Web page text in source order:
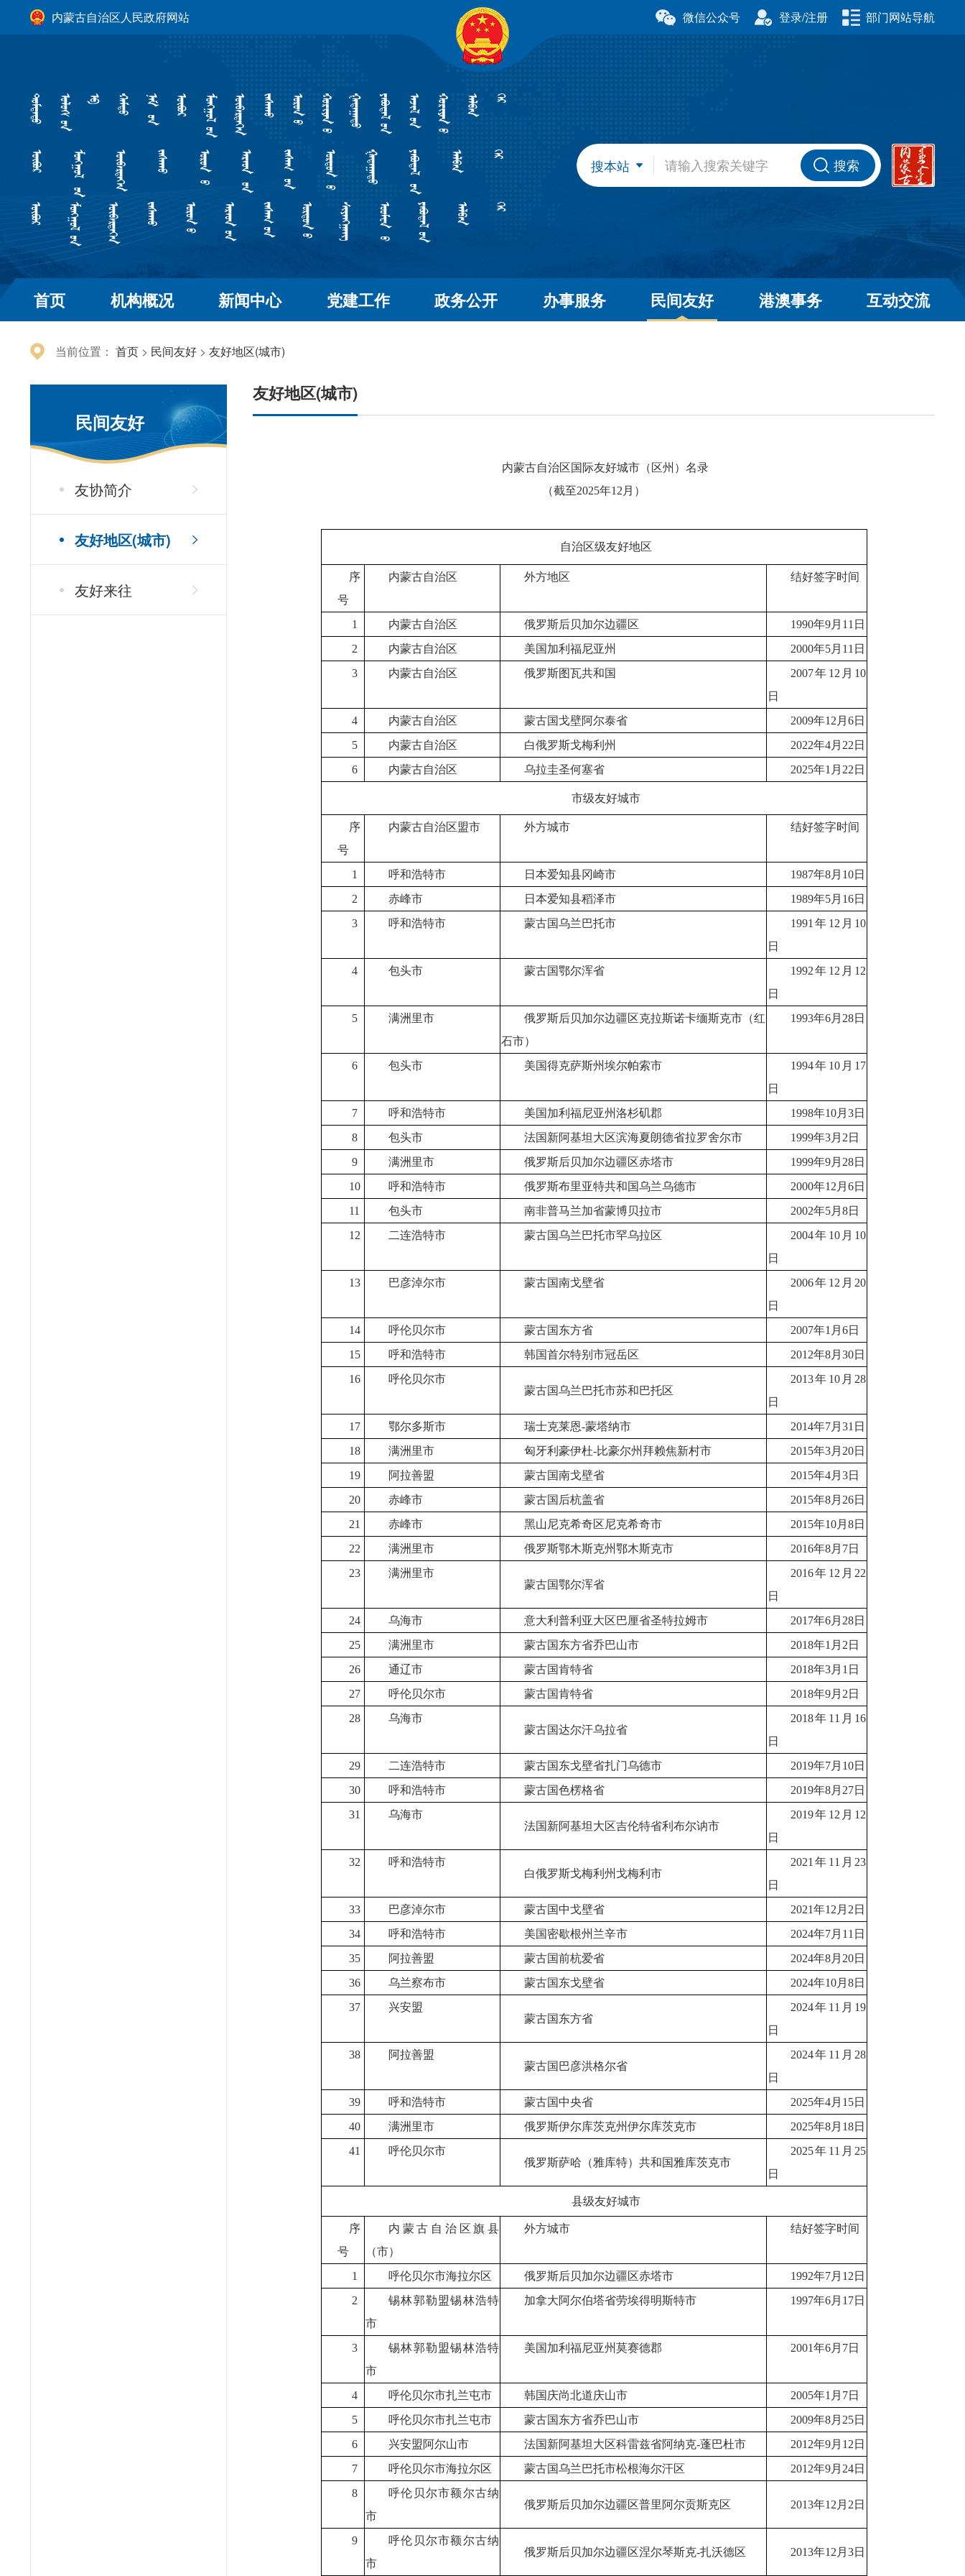
内蒙古自治区人民政府网站 微信公众号 登录/注册 部门网站导航
自治区政府组成部门
发展和改革委员会
工业和信息化厅
生态环境厅
外事办公室
交通运输厅
农牧厅
商务厅
卫生健康委员会
退役军人事务厅
应急管理厅
自治区直属机构
市场监督管理局 林业和草原局
广播电视局
搜本站 搜索
首页 机构概况 新闻中心 党建工作 政务公开 办事服务 民间友好 港澳事务 互动交流
当前位置： 首页 > 民间友好 > 友好地区(城市)
民间友好
友协简介
友好地区(城市)
友好来往
友好地区(城市)
内蒙古自治区国际友好城市（区州）名录
（截至2025年12月）
自治区级友好地区
序
号
内蒙古自治区 外方地区 结好签字时间
1 内蒙古自治区 俄罗斯后贝加尔边疆区
1990年9月11日
2
内蒙古自治区 美国加利福尼亚州
2000年5月11日
3
内蒙古自治区 俄罗斯图瓦共和国
2007年12月10
日
4
内蒙古自治区 蒙古国戈壁阿尔泰省
2009年12月6日
5
内蒙古自治区 白俄罗斯戈梅利州
2022年4月22日
6
内蒙古自治区 乌拉圭圣何塞省 2025年1月22日
市级友好城市
序
号
内蒙古自治区盟市 外方城市 结好签字时间
1 呼和浩特市 日本爱知县冈崎市
1987年8月10日
2
赤峰市 日本爱知县稻泽市
1989年5月16日
3
呼和浩特市 蒙古国乌兰巴托市
1991年12月10
日
4
包头市 蒙古国鄂尔浑省
1992年12月12
日
5
满洲里市
俄罗斯后贝加尔边疆区克拉斯诺卡缅斯克市（红
石市）
1993年6月28日
6 包头市 美国得克萨斯州埃尔帕索市
1994年10月17
日
7
呼和浩特市 美国加利福尼亚州洛杉矶郡
1998年10月3日
8
包头市 法国新阿基坦大区滨海夏朗德省拉罗舍尔市
1999年3月2日
9
满洲里市 俄罗斯后贝加尔边疆区赤塔市
1999年9月28日
10
呼和浩特市 俄罗斯布里亚特共和国乌兰乌德市
2000年12月6日
11
包头市 南非普马兰加省蒙博贝拉市
2002年5月8日
12
二连浩特市 蒙古国乌兰巴托市罕乌拉区
2004年10月10
日
13
巴彦淖尔市 蒙古国南戈壁省
2006年12月20
日
14
呼伦贝尔市 蒙古国东方省
2007年1月6日
15
呼和浩特市 韩国首尔特别市冠岳区
2012年8月30日
16
呼伦贝尔市
蒙古国乌兰巴托市苏和巴托区
2013年10月28
日
17
鄂尔多斯市 瑞士克莱恩-蒙塔纳市
2014年7月31日
18
满洲里市 匈牙利豪伊杜-比豪尔州拜赖焦新村市
2015年3月20日
19
阿拉善盟 蒙古国南戈壁省
2015年4月3日
20
赤峰市 蒙古国后杭盖省
2015年8月26日
21
赤峰市 黑山尼克希奇区尼克希奇市
2015年10月8日
22
满洲里市 俄罗斯鄂木斯克州鄂木斯克市
2016年8月7日
23
满洲里市
蒙古国鄂尔浑省
2016年12月22
日
24
乌海市 意大利普利亚大区巴厘省圣特拉姆市
2017年6月28日
25
满洲里市 蒙古国东方省乔巴山市
2018年1月2日
26
通辽市 蒙古国肯特省
2018年3月1日
27
呼伦贝尔市 蒙古国肯特省
2018年9月2日
28
乌海市
蒙古国达尔汗乌拉省
2018年11月16
日
29
二连浩特市 蒙古国东戈壁省扎门乌德市
2019年7月10日
30
呼和浩特市 蒙古国色楞格省
2019年8月27日
31
乌海市
法国新阿基坦大区吉伦特省利布尔讷市
2019年12月12
日
32
呼和浩特市
白俄罗斯戈梅利州戈梅利市
2021年11月23
日
33
巴彦淖尔市 蒙古国中戈壁省
2021年12月2日
34
呼和浩特市 美国密歇根州兰辛市
2024年7月11日
35
阿拉善盟 蒙古国前杭爱省
2024年8月20日
36
乌兰察布市 蒙古国东戈壁省
2024年10月8日
37
兴安盟
蒙古国东方省
2024年11月19
日
38
阿拉善盟
蒙古国巴彦洪格尔省
2024年11月28
日
39
呼和浩特市 蒙古国中央省
2025年4月15日
40
满洲里市 俄罗斯伊尔库茨克州伊尔库茨克市
2025年8月18日
41
呼伦贝尔市
俄罗斯萨哈（雅库特）共和国雅库茨克市
2025年11月25
日
县级友好城市
序
号
内蒙古自治区旗县
（市）
外方城市 结好签字时间
1 呼伦贝尔市海拉尔区 俄罗斯后贝加尔边疆区赤塔市
1992年7月12日
2
锡林郭勒盟锡林浩特
市
加拿大阿尔伯塔省劳埃得明斯特市 1997年6月17日
3
锡林郭勒盟锡林浩特
市
美国加利福尼亚州莫赛德郡 2001年6月7日
4 呼伦贝尔市扎兰屯市 韩国庆尚北道庆山市
2005年1月7日
5
呼伦贝尔市扎兰屯市 蒙古国东方省乔巴山市
2009年8月25日
6
兴安盟阿尔山市 法国新阿基坦大区科雷兹省阿纳克-蓬巴杜市
2012年9月12日
7
呼伦贝尔市海拉尔区 蒙古国乌兰巴托市松根海尔汗区
2012年9月24日
8
呼伦贝尔市额尔古纳
市
俄罗斯后贝加尔边疆区普里阿尔贡斯克区 2013年12月2日
9
呼伦贝尔市额尔古纳
市
俄罗斯后贝加尔边疆区涅尔琴斯克-扎沃德区 2013年12月3日